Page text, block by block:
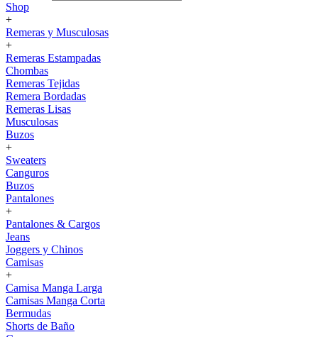
Shop
+
Remeras y Musculosas
+
Remeras Estampadas
Chombas
Remeras Tejidas
Remera Bordadas
Remeras Lisas
Musculosas
Buzos
+
Sweaters
Canguros
Buzos
Pantalones
+
Pantalones & Cargos
Jeans
Joggers y Chinos
Camisas
+
Camisa Manga Larga
Camisas Manga Corta
Bermudas
Shorts de Baño